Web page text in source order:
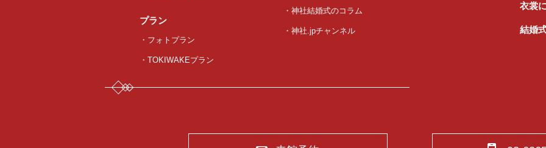
プラン
・フォトプラン
・TOKIWAKEプラン
・神社結婚式のコラム
・神社.jpチャンネル
衣裳
結婚